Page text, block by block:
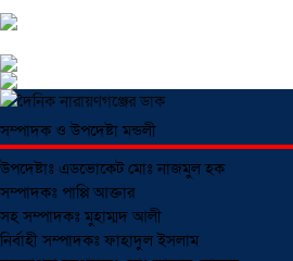
জুলাই বিপ্লবের বর্ষপূর্তি উপলক্ষে সারাদেশের
আড়াইহাজারে গাঁজাসহ পুলিশের ২ সোর্সকে আটক
সোনারগাঁওয়ে উন্নয়নমূলক কার্যক্রম পরিদর্শনে
সাইনবোর্ডে কাইল্লা মাসুদ বাহিনীর চাঁদাবাজি:
সম্পাদক ও উপদেষ্টা মন্ডলী
উপদেষ্টাঃ এডভোকেট মোঃ নাজমুল হক
সম্পাদকঃ পাপ্পি আক্তার
সহ সম্পাদকঃ মুহাম্মদ আলী
নির্বাহী সম্পাদকঃ ফাহাদুল ইসলাম